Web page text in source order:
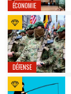
ÉCONOMIE
DÉFENSE